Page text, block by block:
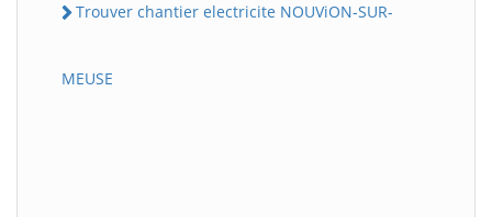
Trouver chantier electricite NOUViON-SUR-
MEUSE